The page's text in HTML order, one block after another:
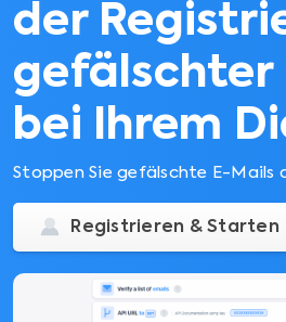
der
gefälschter
bei Ihrem
Stoppen Sie gefälschte E-Mails
Registrieren & Starten